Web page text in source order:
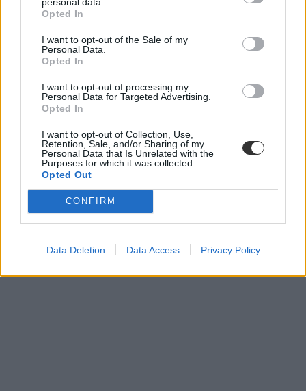
Opted In
I want to opt-out of the Sale of my
Personal Data.
Opted In
I want to opt-out of processing my
Personal Data for Targeted Advertising.
Opted In
I want to opt-out of Collection, Use,
Retention, Sale, and/or Sharing of my
Personal Data that Is Unrelated with the
Purposes for which it was collected.
Opted Out
CONFIRM
Data Deletion Data Access Privacy Policy
különbségek
Európai Unió
nemek
nemek közötti bérkülönbség